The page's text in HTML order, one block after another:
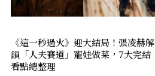
《這一秒過火》迎大結局！張凌赫解
鎖「人夫賽道」寵娃做菜，7大完結
看點總整理